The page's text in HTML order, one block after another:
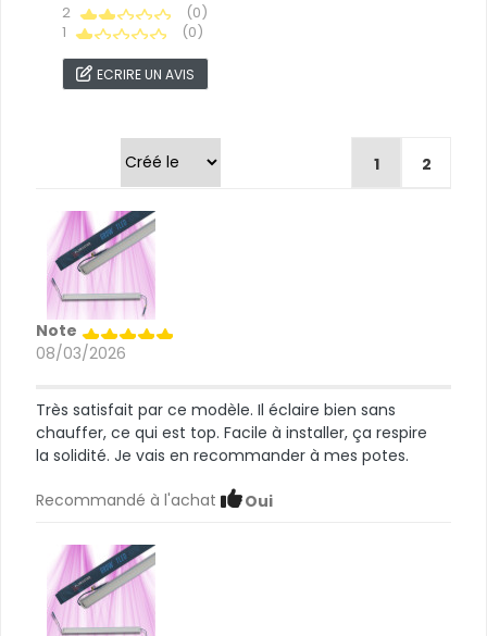
2
(0)
1
(0)
ECRIRE UN AVIS
1 2
Note
08/03/2026
Très satisfait par ce modèle. Il éclaire bien sans
chauffer, ce qui est top. Facile à installer, ça respire
la solidité. Je vais en recommander à mes potes.
Recommandé à l'achat Oui